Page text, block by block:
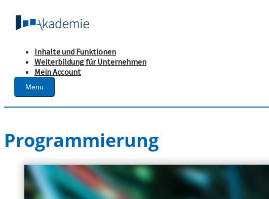
Inhalte und Funktionen
Weiterbildung für Unternehmen
Mein Account
Menu
Programmierung